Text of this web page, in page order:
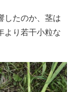
したのか、茎は
より若干小粒な